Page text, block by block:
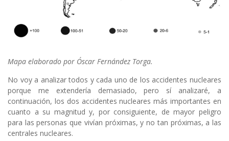
Mapa elaborado por Óscar Fernández Torga.
No voy a analizar todos y cada uno de los accidentes nucleares
porque me extendería demasiado, pero sí analizaré, a
continuación, los dos accidentes nucleares más importantes en
cuanto a su magnitud y, por consiguiente, de mayor peligro
para las personas que vivían próximas, y no tan próximas, a las
centrales nucleares.